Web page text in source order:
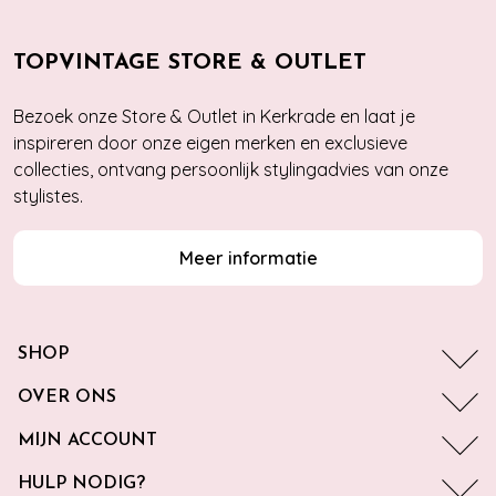
TOPVINTAGE STORE & OUTLET
Bezoek onze Store & Outlet in Kerkrade en laat je
inspireren door onze eigen merken en exclusieve
collecties, ontvang persoonlijk stylingadvies van onze
stylistes.
Meer informatie
SHOP
OVER ONS
MIJN ACCOUNT
HULP NODIG?